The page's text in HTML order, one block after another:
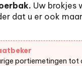
Uw brokjes
dat u er ook
portiemetingen tot